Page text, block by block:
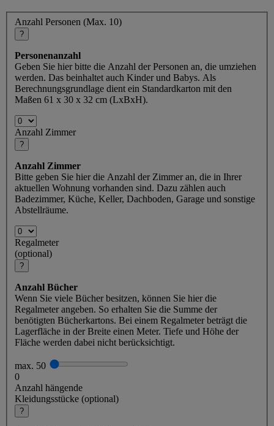
Anzahl Personen (Max. 10)
?
Personenanzahl
Geben Sie hier bitte die Anzahl der Personen an, die umziehen
werden. Das beinhaltet auch Kinder und Babys. Als
Berechnungsgrundlage dient ein Standardkarton mit den
Maßen 61 x 30 x 32 cm (LxBxH).
Anzahl Zimmer
?
Anzahl Zimmer
Bitte geben Sie hier die Anzahl der Zimmer an, die in Ihrer
aktuellen Wohnung vorhanden sind. Dazu zählen auch
Badezimmer, Küche, Keller, Dachboden, Garage und sonstige
Abstellräume.
Regalmeter
(optional)
?
Anzahl Bücher
Wenn Sie viele Bücher besitzen, können Sie hier die
Regalmeter angeben. So erhalten Sie die Summe der
benötigten Bücherkartons. Bei einem Regalmeter beträgt die
Lagerfläche in der Breite einen Meter. Tiefe und Höhe der
Fläche werden dabei nicht berücksichtigt.
max. 50
0
Anzahl hängende
Kleidungsstücke (optional)
?